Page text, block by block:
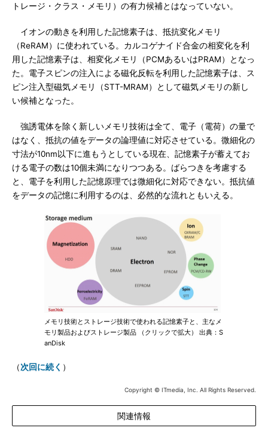
トレージ・クラス・メモリ）の有力候補とはなっていない。
イオンの動きを利用した記憶素子は、抵抗変化メモリ
（ReRAM）に使われている。カルコゲナイド合金の相変化を利
用した記憶素子は、相変化メモリ（PCMあるいはPRAM）となっ
た。電子スピンの注入による磁化反転を利用した記憶素子は、ス
ピン注入型磁気メモリ（STT-MRAM）として磁気メモリの新し
い候補となった。
強誘電体を除く新しいメモリ技術は全て、電子（電荷）の量で
はなく、抵抗の値をデータの論理値に対応させている。微細化の
寸法が10nm以下に進もうとしている現在、記憶素子が蓄えてお
ける電子の数は10個未満になりつつある。ばらつきを考慮する
と、電子を利用した記憶原理では微細化に対応できない。抵抗値
をデータの記憶に利用するのは、必然的な流れともいえる。
メモリ技術とストレージ技術で使われる記憶素子と、主なメ
モリ製品およびストレージ製品 （クリックで拡大） 出典：S
anDisk
（次回に続く ）
Copyright © ITmedia, Inc. All Rights Reserved.
関連情報